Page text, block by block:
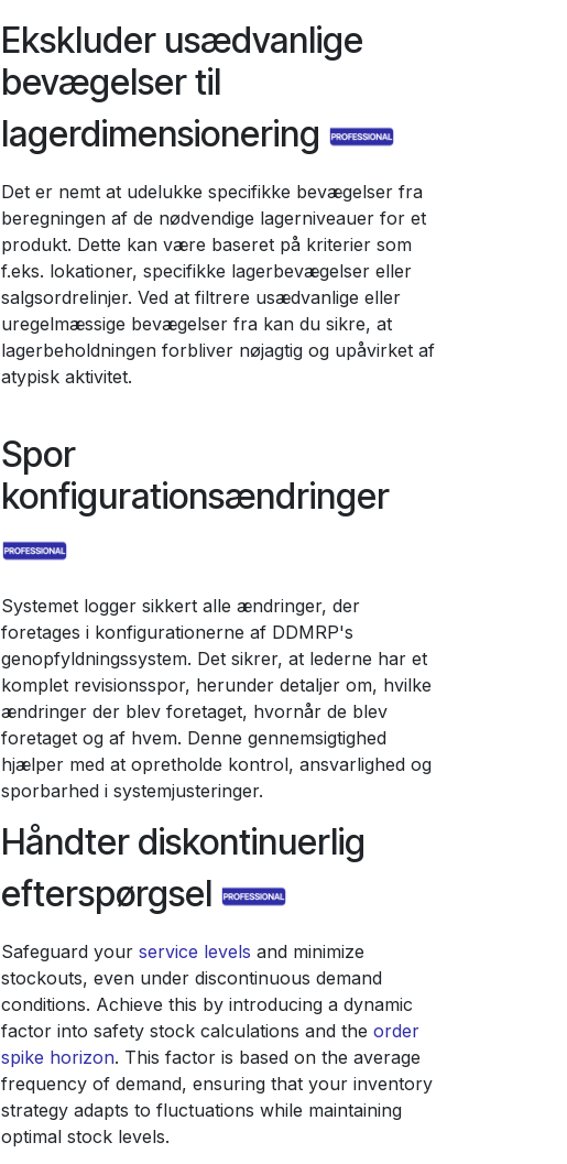
Ekskluder usædvanlige
bevægelser til
lagerdimensionering
Det er nemt at udelukke specifikke bevægelser fra
beregningen af de nødvendige lagerniveauer for et
produkt. Dette kan være baseret på kriterier som
f.eks. lokationer, specifikke lagerbevægelser eller
salgsordrelinjer. Ved at filtrere usædvanlige eller
uregelmæssige bevægelser fra kan du sikre, at
lagerbeholdningen forbliver nøjagtig og upåvirket af
atypisk aktivitet.
Spor
konfigurationsændringer
Systemet logger sikkert alle ændringer, der
foretages i konfigurationerne af DDMRP's
genopfyldningssystem. Det sikrer, at lederne har et
komplet revisionsspor, herunder detaljer om, hvilke
ændringer der blev foretaget, hvornår de blev
foretaget og af hvem. Denne gennemsigtighed
hjælper med at opretholde kontrol, ansvarlighed og
sporbarhed i systemjusteringer.
Håndter diskontinuerlig
efterspørgsel
Safeguard your service levels and minimize
stockouts, even under discontinuous demand
conditions. Achieve this by introducing a dynamic
factor into safety stock calculations and the order
spike horizon. This factor is based on the average
frequency of demand, ensuring that your inventory
strategy adapts to fluctuations while maintaining
optimal stock levels.